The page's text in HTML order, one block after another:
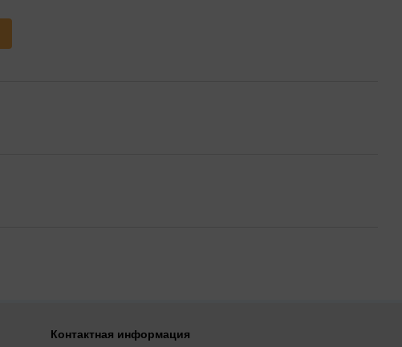
Контактная информация